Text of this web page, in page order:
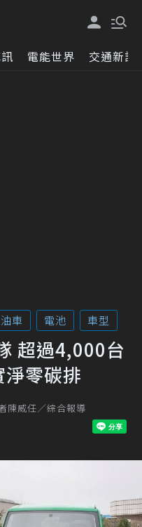
電能世界 交通新訊
車 電池 車型
超過4,000台
零碳排
陳威任／綜合報導